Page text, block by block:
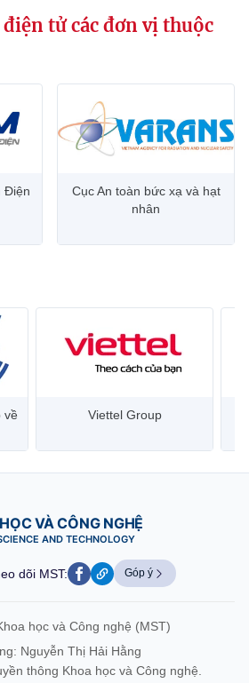
tử các đơn vị thuộc
Điện
Cục An toàn bức xạ và hạt
nhân
về
Viettel Group
VÀ CÔNG NGHỆ
AND TECHNOLOGY
dõi MST: Góp ý
học và Công nghệ (MST)
Nguyễn Thị Hải Hằng
thông Khoa học và Công nghệ.